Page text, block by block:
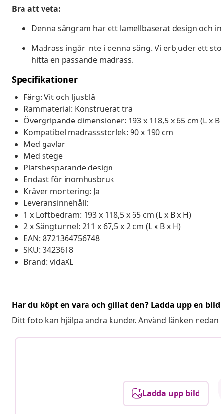
Bra att veta:
Denna sängram har ett lamellbaserat design och
Madrass ingår inte i denna säng. Vi erbjuder ett
hitta en passande madrass.
Specifikationer
Färg: Vit och ljusblå
Rammaterial: Konstruerat trä
Övergripande dimensioner: 193 x 118,5 x 65 cm (L x B
Kompatibel madrassstorlek: 90 x 190 cm
Med gavlar
Med stege
Platsbesparande design
Endast för inomhusbruk
Kräver montering: Ja
Leveransinnehåll:
1 x Loftbedram: 193 x 118,5 x 65 cm (L x B x H)
2 x Sängtunnel: 211 x 67,5 x 2 cm (L x B x H)
EAN: 8721364756748
SKU: 3423618
Brand: vidaXL
Har du köpt en vara och gillat den? Ladda upp en
Ditt foto kan hjälpa andra kunder. Använd länken
Ladda upp bild